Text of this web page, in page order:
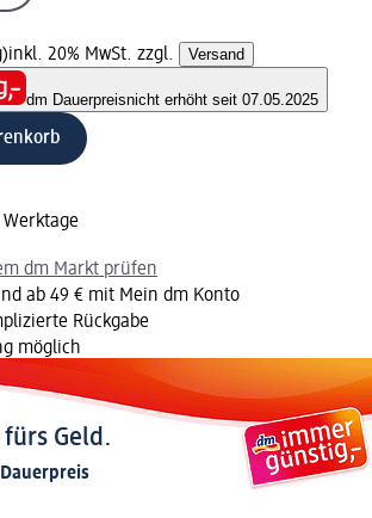
inkl. 20% MwSt. zzgl. Versand
dm Dauerpreisnicht erhöht seit 07.05.2025
dm Markt prüfen
ab 49 € mit Mein dm Konto
Rückgabe
möglich
Geld.